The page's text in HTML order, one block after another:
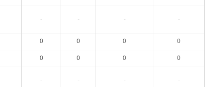
- - - -
0 0 0 0
0 0 0 0
- - - -